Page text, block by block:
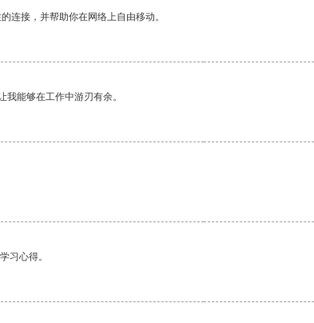
连接，并帮助你在网络上自由移动。
能够在工作中游刃有余。
习心得。